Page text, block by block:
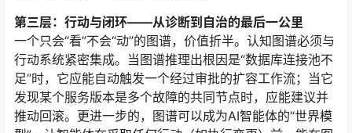
第三层：行动与闭环——从诊断到自治的最后一公里
一个只会“看”不会“动”的图谱，价值折半。认知图谱必须与
行动系统紧密集成。当图谱推理出根因是“数据库连接池不
足”时，它应能自动触发一个经过审批的扩容工作流；当它
发现某个服务版本是多个故障的共同节点时，应能建议并
推动回滚。更进一步的，图谱可以成为AI智能体的“世界模